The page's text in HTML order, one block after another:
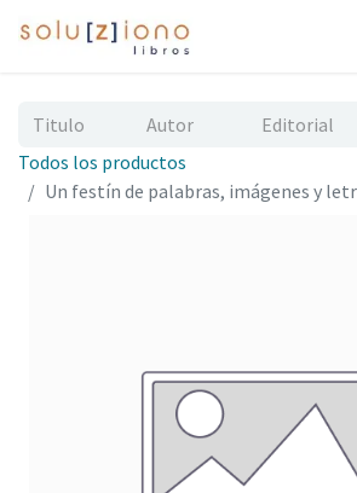
Todos los productos
Un festín de palabras, imágenes y